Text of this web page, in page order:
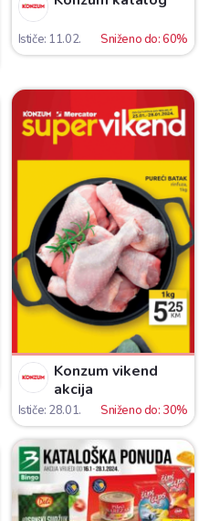
Ističe: 11.02. Sniženo do: 60%
Konzum vikend
akcija
Ističe: 28.01. Sniženo do: 30%